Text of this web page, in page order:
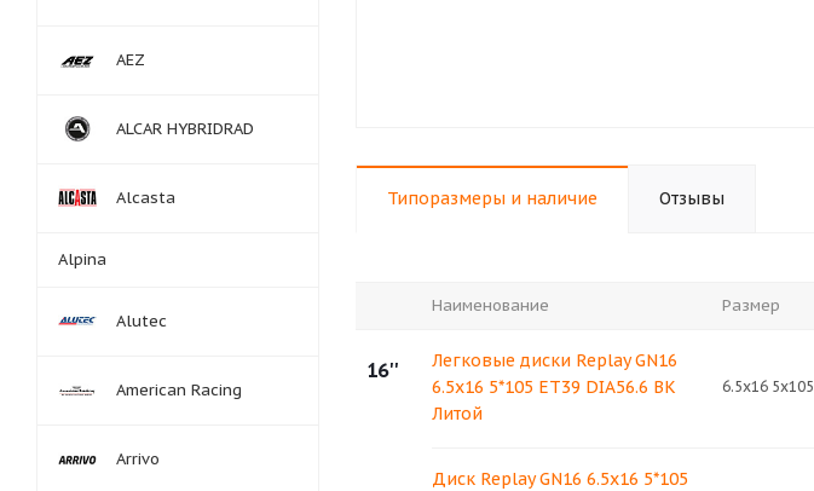
Типоразмеры и наличие Отзывы
Наименование Размер
16''
Легковые диски Replay GN16
6.5x16 5*105 ET39 DIA56.6 BK
Литой
6.5x16 5x105
Диск Replay GN16 6.5x16 5*105
AEZ
ALCAR HYBRIDRAD
Alcasta
Alpina
Alutec
American Racing
Arrivo